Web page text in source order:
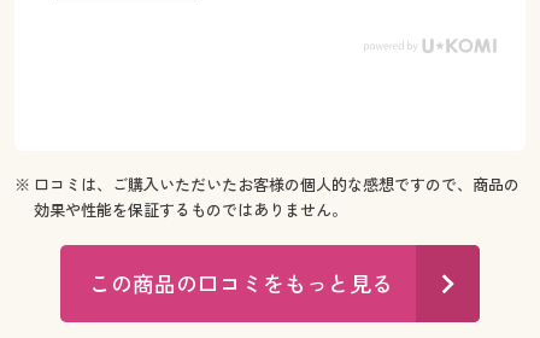
※ 口コミは、ご購入いただいたお客様の個人的な感想ですので、商品の
効果や性能を保証するものではありません。
この商品の口コミをもっと見る